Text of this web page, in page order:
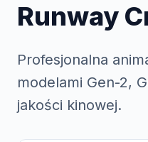
Runway
Profesjonalna
modelami Gen-2,
jakości kinowej.